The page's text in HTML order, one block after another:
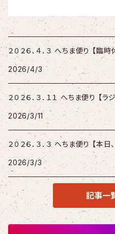
２０２６．４．３ へちま便
2026/4/3
２０２６．３．１１ へち
2026/3/11
２０２６．３．３ へちま便り
2026/3/3
記事一